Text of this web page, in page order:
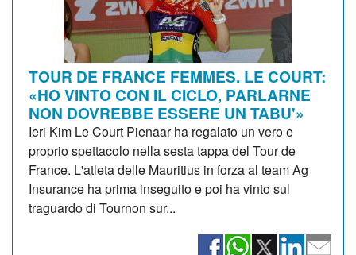
TOUR DE FRANCE FEMMES. LE COURT:
«HO VINTO CON IL CICLO, PARLARNE
NON DOVREBBE ESSERE UN TABU'»
Ieri Kim Le Court Pienaar ha regalato un vero e
proprio spettacolo nella sesta tappa del Tour de
France. L'atleta delle Mauritius in forza al team Ag
Insurance ha prima inseguito e poi ha vinto sul
traguardo di Tournon sur...